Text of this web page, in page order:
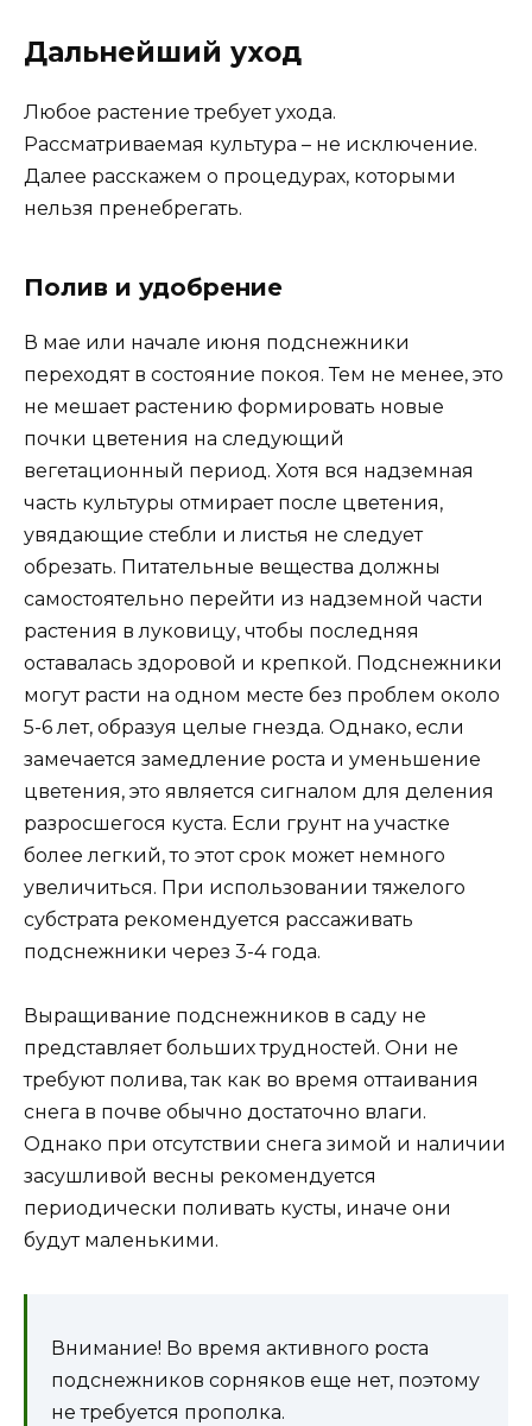
Дальнейший уход
Любое растение требует ухода.
Рассматриваемая культура – не исключение.
Далее расскажем о процедурах, которыми
нельзя пренебрегать.
Полив и удобрение
В мае или начале июня подснежники
переходят в состояние покоя. Тем не менее, это
не мешает растению формировать новые
почки цветения на следующий
вегетационный период. Хотя вся надземная
часть культуры отмирает после цветения,
увядающие стебли и листья не следует
обрезать. Питательные вещества должны
самостоятельно перейти из надземной части
растения в луковицу, чтобы последняя
оставалась здоровой и крепкой. Подснежники
могут расти на одном месте без проблем около
5-6 лет, образуя целые гнезда. Однако, если
замечается замедление роста и уменьшение
цветения, это является сигналом для деления
разросшегося куста. Если грунт на участке
более легкий, то этот срок может немного
увеличиться. При использовании тяжелого
субстрата рекомендуется рассаживать
подснежники через 3-4 года.
Выращивание подснежников в саду не
представляет больших трудностей. Они не
требуют полива, так как во время оттаивания
снега в почве обычно достаточно влаги.
Однако при отсутствии снега зимой и наличии
засушливой весны рекомендуется
периодически поливать кусты, иначе они
будут маленькими.
Внимание! Во время активного роста
подснежников сорняков еще нет, поэтому
не требуется прополка.